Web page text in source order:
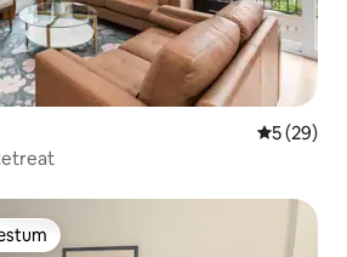
5 af 5 í
5 (29)
gestum